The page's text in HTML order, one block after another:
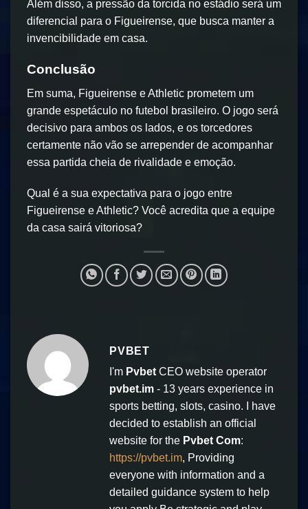
Além disso, a pressão da torcida no estádio será um
diferencial para o Figueirense, que busca manter a
invencibilidade em casa.
Conclusão
Em suma, Figueirense e Athletic prometem um
grande espetáculo no futebol brasileiro. O jogo será
decisivo para ambos os lados, e os torcedores
certamente não vão se arrepender de acompanhar
essa partida cheia de rivalidade e emoção.
Qual é a sua expectativa para o jogo entre
Figueirense e Athletic? Você acredita que a equipe
da casa sairá vitoriosa?
PVBET
I'm Pvbet CEO website operator
pvbet.im - 13 years experience in
sports betting, slots, casino. I have
decided to establish an official
website for the Pvbet Com:
https://pvbet.im, Providing
everyone with information and a
detailed guidance system to help